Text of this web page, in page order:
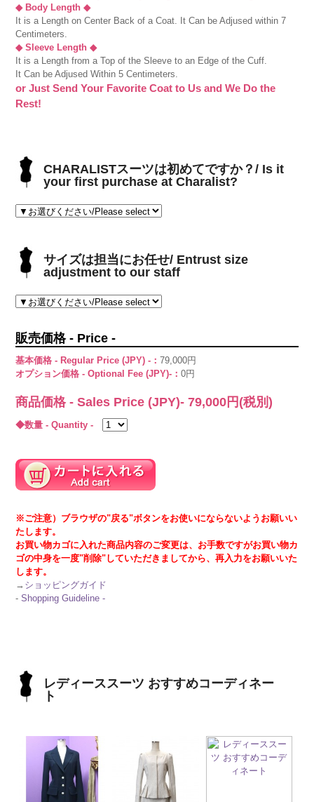
◆ Body Length ◆
It is a Length on Center Back of a Coat. It Can be Adjused within 7
Centimeters.
◆ Sleeve Length ◆
It is a Length from a Top of the Sleeve to an Edge of the Cuff.
It Can be Adjused Within 5 Centimeters.
or Just Send Your Favorite Coat to Us and We Do the
Rest!
CHARALISTスーツは初めてですか？/ Is it
your first purchase at Charalist?
サイズは担当にお任せ/ Entrust size
adjustment to our staff
販売価格 - Price -
基本価格 - Regular Price (JPY) -：79,000円
オプション価格 - Optional Fee (JPY)-：0円
商品価格 - Sales Price (JPY)-79,000 円(税別)
◆数量 - Quantity -
※ご注意）ブラウザの"戻る"ボタンをお使いにならないようお願いい
たします。
お買い物カゴに入れた商品内容のご変更は、お手数ですがお買い物カ
ゴの中身を一度"削除"していただきましてから、再入力をお願いいた
します。
→ ショッピングガイド
- Shopping Guideline -
レディーススーツ おすすめコーディネー
ト